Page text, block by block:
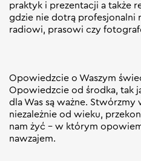
praktyk i prezentacji a także
gdzie nie dotrą profesjonalni
radiowi, prasowi czy
Opowiedzcie o Waszym
Opowiedzcie od środka, tak
dla Was są ważne. Stwórzmy
niezależnie od wieku,
nam żyć – w którym
nawzajem.